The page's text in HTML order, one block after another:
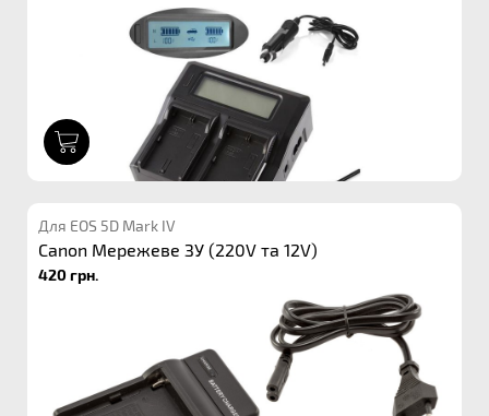
Для EOS 5D Mark IV
Canon Мережеве ЗУ (220V та 12V)
420 грн.